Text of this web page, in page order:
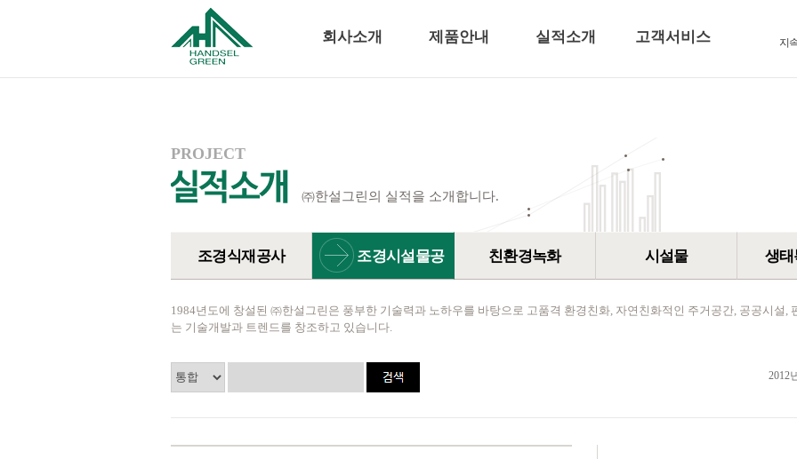
회사소개 제품안내 실적소개 고객서비스 지
PROJECT
㈜한설그린의 실적을 소개합니다.
조경식재공사 조경시설물공
사
친환경녹화 시설물 생
1984년도에 창설된 ㈜한설그린은 풍부한 기술력과 노하우를 바탕으로 고품격 환경친화, 자연친화적인 주거공간, 공공시설,
는 기술개발과 트렌드를 창조하고 있습니다.
2012